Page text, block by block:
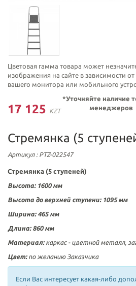
Цветовая гамма товара может
изображения на сайте в зависимости
вашего монитора или мобильного
17 125 KZT
*Уточняйте наличие
менеджеров
Стремянка (5
Артикул: PTZ-022547
Стремянка (5 ступеней)
Высота: 1600 мм
Высота до верхней ступени: 1095 мм
Ширина: 465мм
Длина: 860 мм
Материал: каркас - цветной металл,
Цвет:по желанию Заказчика
Если Вас интересует какая-либо